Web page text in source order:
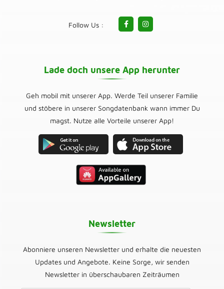
Follow Us :
Lade doch unsere App herunter
Geh mobil mit unserer App. Werde Teil unserer Familie
und stöbere in unserer Songdatenbank wann immer Du
magst. Nutze alle Vorteile unserer App!
Newsletter
Abonniere unseren Newsletter und erhalte die neuesten
Updates und Angebote. Keine Sorge, wir senden
Newsletter in überschaubaren Zeiträumen